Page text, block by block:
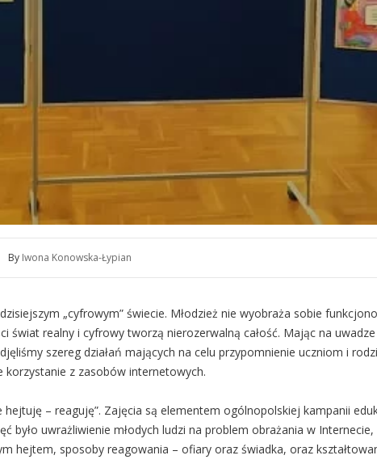
By Iwona Konowska-Łypian
„cyfrowym” świecie. Młodzież nie wyobraża sobie
świat realny i cyfrowy tworzą nierozerwalną całość. Mając na
szereg działań mających na celu przypomnienie uczniom i
korzystanie z zasobów internetowych.
hejtuję – reaguję”. Zajęcia są elementem ogólnopolskiej kampanii
było uwrażliwienie młodych ludzi na problem obrażania w
hejtem, sposoby reagowania – ofiary oraz świadka, oraz